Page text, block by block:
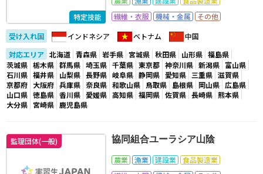
技能実習
特定技能
繊維・衣服
機械・金属
その他
受け入れ国
インドネシア ベトナム
中国
対応エリア 北海道 青森県 岩手県 宮城県 秋田県 山形県 福島県
茨城県 栃木県 群馬県 埼玉県 千葉県 東京都 神奈川県 新潟県 富山県
石川県 福井県 山梨県 長野県 岐阜県 静岡県 愛知県 三重県 滋賀県
京都府 大阪府 兵庫県 奈良県 和歌山県 鳥取県 島根県 岡山県 広島県
山口県 徳島県 香川県 愛媛県 高知県 福岡県 佐賀県 長崎県 熊本県
大分県 宮崎県 鹿児島県
監理団体(一般) 協同組合ユーラシア山陰
農業 漁業 建設業
食品製造業